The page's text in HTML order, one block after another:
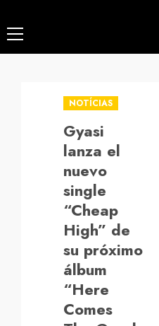
Menú
principal
NOTÍCIAS
Gyasi
lanza el
nuevo
single
“Cheap
High” de
su próximo
álbum
“Here
Comes